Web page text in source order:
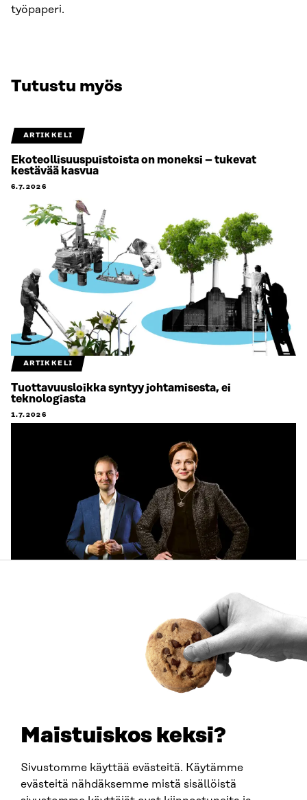
Maistuiskos keksi?
Sivustomme käyttää evästeitä. Käytämme
evästeitä nähdäksemme mistä sisällöistä
työpaperi.
Tutustu myös
ARTIKKELI
Ekoteollisuuspuistoista on moneksi – tukevat
kestävää kasvua
6.7.2026
ARTIKKELI
Tuottavuusloikka syntyy johtamisesta, ei
teknologiasta
1.7.2026
Käyttäjien tarpeet keskiöön ja käytännön pilotteja –
Muistio esittää 10 suositusta ekosysteemitilinpidon